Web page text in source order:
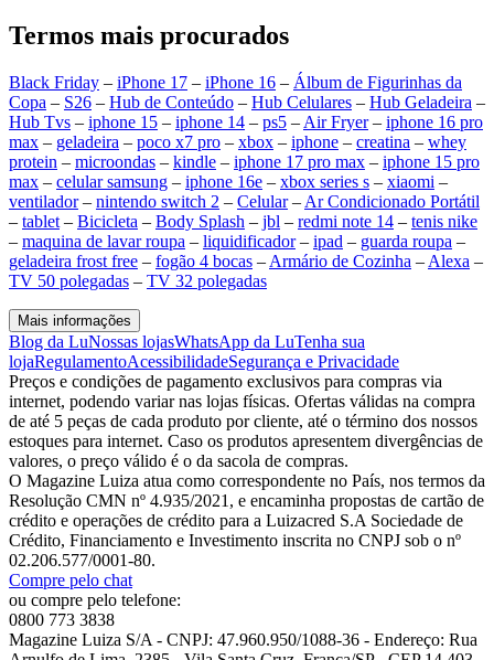
Termos mais procurados
Black Friday – iPhone 17 – iPhone 16 – Álbum de Figurinhas da
Copa – S26 – Hub de Conteúdo – Hub Celulares – Hub Geladeira –
Hub Tvs – iphone 15 – iphone 14 – ps5 – Air Fryer– iphone 16 pro
max – geladeira – poco x7 pro – xbox – iphone – creatina – whey
protein – microondas – kindle – iphone 17 pro max – iphone 15 pro
max – celular samsung – iphone 16e – xbox series s – xiaomi –
ventilador– nintendo switch 2 – Celular– Ar Condicionado Portátil
– tablet – Bicicleta – Body Splash – jbl – redmi note 14 – tenis nike
– maquina de lavar roupa – liquidificador– ipad – guarda roupa –
geladeira frost free – fogão 4 bocas – Armário de Cozinha – Alexa –
TV 50 polegadas – TV 32 polegadas
Mais informações
Blog da LuNossas lojasWhatsApp da LuTenha sua
lojaRegulamentoAcessibilidadeSegurança e Privacidade
Preços e condições de pagamento exclusivos para compras via
internet, podendo variar nas lojas físicas. Ofertas válidas na compra
de até 5 peças de cada produto por cliente, até o término dos nossos
estoques para internet. Caso os produtos apresentem divergências de
valores, o preço válido é o da sacola de compras.
O Magazine Luiza atua como correspondente no País, nos termos da
Resolução CMN nº 4.935/2021, e encaminha propostas de cartão de
crédito e operações de crédito para a Luizacred S.A Sociedade de
Crédito, Financiamento e Investimento inscrita no CNPJ sob o nº
02.206.577/0001-80.
Compre pelo chat
ou compre pelo telefone:
0800 773 3838
Magazine Luiza S/A - CNPJ: 47.960.950/1088-36 - Endereço: Rua